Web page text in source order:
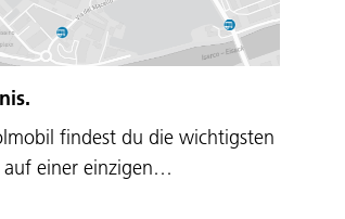
findest du die wichtigsten
einer einzigen…